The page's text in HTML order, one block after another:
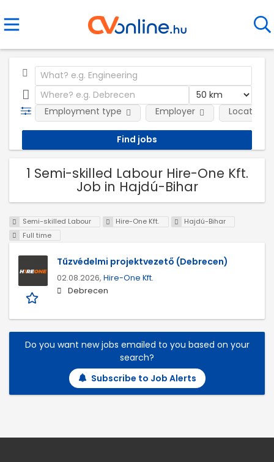
Employment type Employer Location
1 Semi-skilled Labour Hire-One Kft.
Job in Hajdú-Bihar
Semi-skilled Labour Hire-One Kft.
Hajdú-Bihar
Full time
Tűzvédelmi projektvezető (Debrecen)
02.08.2026, Hire-One Kft.
Debrecen
Do you want new jobs emailed to you based on your
search?
Subscribe to Job Alerts